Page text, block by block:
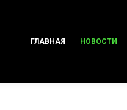
ГЛАВНАЯ НОВОСТИ